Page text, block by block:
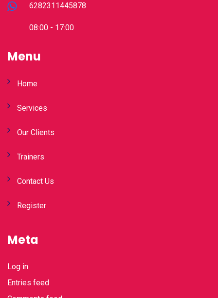
6282311445878
08:00 - 17:00
Menu
Home
Services
Our Clients
Trainers
Contact Us
Register
Meta
Log in
Entries feed